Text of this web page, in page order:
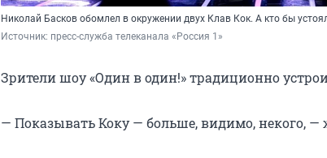
Николай Басков обомлел в окружении двух Клав Кок. А кто бы
Источник: пресс-служба телеканала «Россия 1»
Зрители шоу «Один в один!» традиционно
— Показывать Коку — больше, видимо, некого, —